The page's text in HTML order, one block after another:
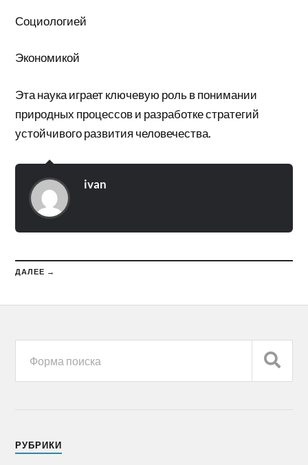
Социологией
Экономикой
Эта наука играет ключевую роль в понимании
природных процессов и разработке стратегий
устойчивого развития человечества.
ivan
ДАЛЕЕ →
РУБРИКИ